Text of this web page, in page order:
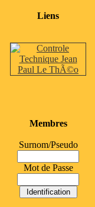
Liens
Membres
Surnom/Pseudo
Mot de Passe